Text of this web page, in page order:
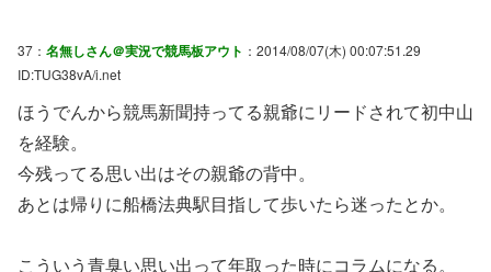
37： 名無しさん＠実況で競馬板アウト ：2014/08/07(木) 00:07:51.29
ID:TUG38vA/i.net
ほうでんから競馬新聞持ってる親爺にリードされて初中山
を経験。
今残ってる思い出はその親爺の背中。
あとは帰りに船橋法典駅目指して歩いたら迷ったとか。
こういう青臭い思い出って年取った時にコラムになる。